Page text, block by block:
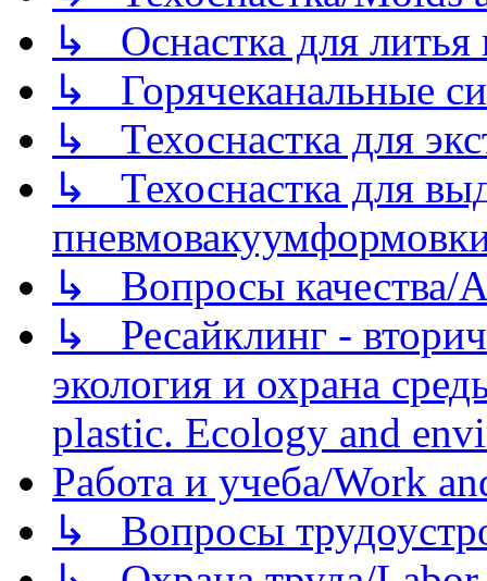
↳ Оснастка для литья
↳ Горячеканальные
↳ Техоснастка для
↳ Техоснастка для
↳ Вопросы качества/
↳ Ресайклинг -
экология и охрана
plastic. Ecology and
Работа и учеба/Work
↳ Вопросы